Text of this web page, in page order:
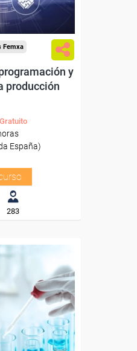
-Metal.
Femxa
y
producción
España)
283